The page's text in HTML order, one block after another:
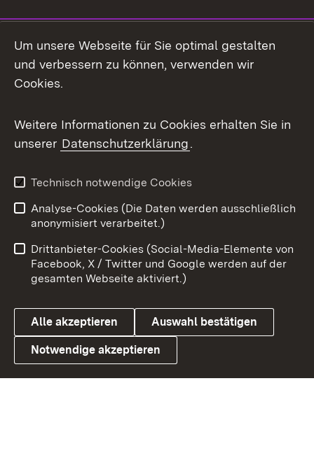
Facebook
X / Twitter
Youtube
Link zum Landesportal
Impressum
Kontakt
Barrierefreiheit
Datenschutz
Cookies
Um unsere Webseite für Sie optimal gestalten
und verbessern zu können, verwenden wir
Cookies.
Weitere Informationen zu Cookies erhalten Sie in
unserer Datenschutzerklärung.
Technisch notwendige Cookies
Analyse-Cookies (Die Daten werden ausschließlich
anonymisiert verarbeitet.)
Drittanbieter-Cookies (Social-Media-Elemente von
Facebook, X / Twitter und Google werden auf der
gesamten Webseite aktiviert.)
Alle akzeptieren Auswahl bestätigen
Notwendige akzeptieren